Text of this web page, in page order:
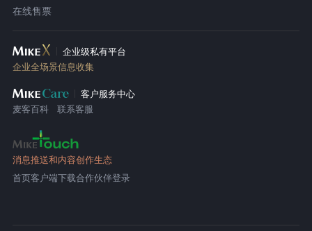
在线售票
企业级私有平台
企业全场景信息收集
客户服务中心
麦客百科
联系客服
消息推送和内容创作生态
首页客户端下载合作伙伴登录